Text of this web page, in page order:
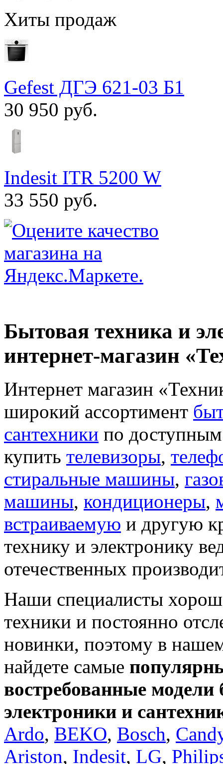
Хиты продаж
Gefest ДГЭ 621-03 Б1
30 950 руб.
Indesit ITR 5200 W
33 550 руб.
Бытовая техника и
интернет-магазин
Интернет магазин
широкий ассортимент
сантехники по
купить телевизоры,
стиральные машины,
машины, кондиционеры,
встраиваемую и другую
технику и электронику
отечественных
Наши специалисты
техники и постоянно
новинки, поэтому в
найдете самые
востребованные
электроники и
Ardo, BEKO, Bosch,
Ariston, Indesit, LG,